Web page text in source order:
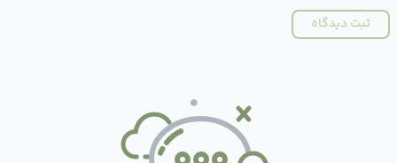
ثبت دیدگاه